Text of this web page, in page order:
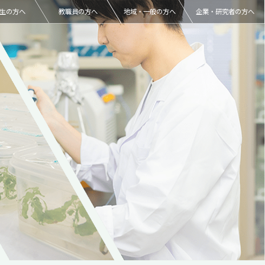
の方へ 教職員の方へ 地域・一般の方へ 企業・研究者の方へ